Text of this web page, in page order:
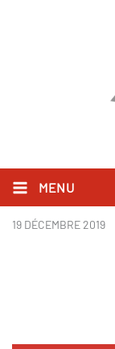
MENU
Couv.PNG
19 DÉCEMBRE 2019